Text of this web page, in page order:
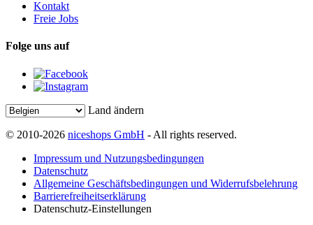
Kontakt
Freie Jobs
Folge uns auf
Land ändern
© 2010-2026 niceshops GmbH - All rights reserved.
Impressum und Nutzungsbedingungen
Datenschutz
Allgemeine Geschäftsbedingungen und Widerrufsbelehrung
Barrierefreiheitserklärung
Datenschutz-Einstellungen